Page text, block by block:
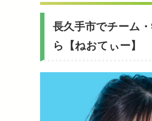
長久手市でチーム
ら【ねおてぃー】